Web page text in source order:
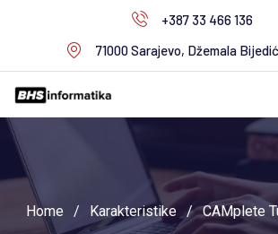
+387 33 466 136
71000 Sarajevo, Džemala
Home / Karakteristike / CAMplete